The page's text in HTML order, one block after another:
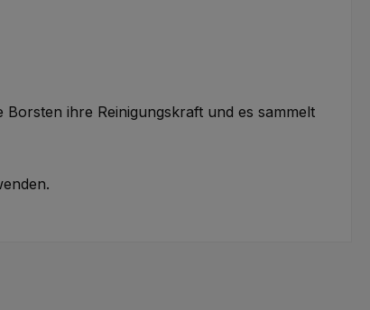
ihre Reinigungskraft und es sammelt